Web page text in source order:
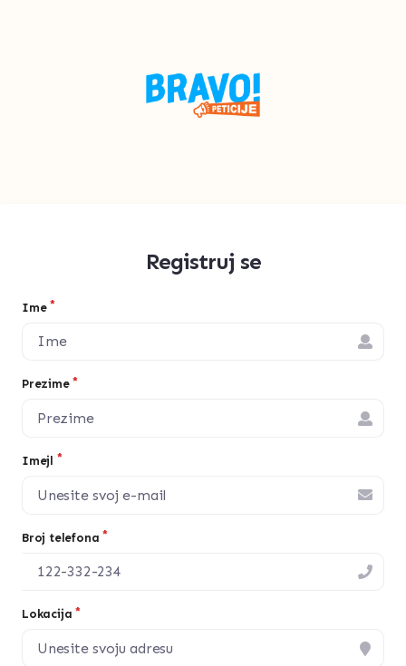
Registruj se
Ime
Prezime
Imejl
Broj telefona
Lokacija